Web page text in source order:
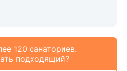
120 санаториев.
подходящий?